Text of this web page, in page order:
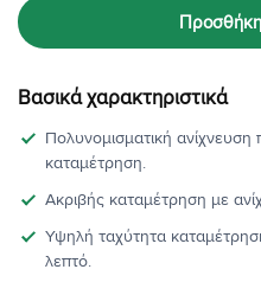
Βασικά χαρακτηριστικά
Πολυνομισματική ανίχνευση
καταμέτρηση.
Ακριβής καταμέτρηση με
Υψηλή ταχύτητα
λεπτό.